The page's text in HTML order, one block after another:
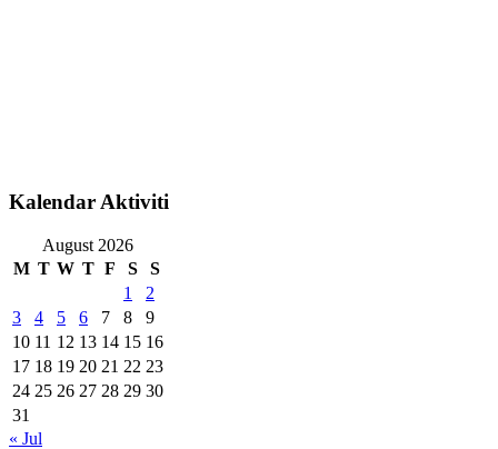
Kalendar Aktiviti
August 2026
M T W T F S
S
1
2
3
4 5 6 7 8
9
10 11 12 13 14 15 16
17 18 19 20 21 22 23
24 25 26 27 28 29 30
31
« Jul